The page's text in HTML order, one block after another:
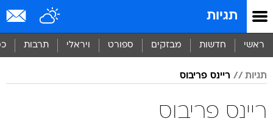
תגיות
ראשי חדשות מבזקים ספורט ויראלי תרבות
תגיות ריינס פריבוס
ריינס פריבוס